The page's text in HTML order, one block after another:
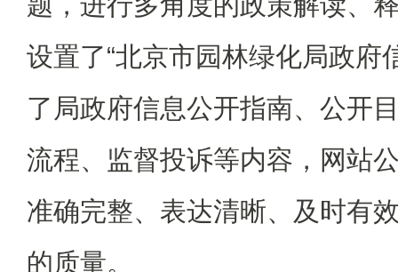
设置了“北京市园林绿化局政府
了局政府信息公开指南、公开
流程、监督投诉等内容，网站
准确完整、表达清晰、及时有
的质量。